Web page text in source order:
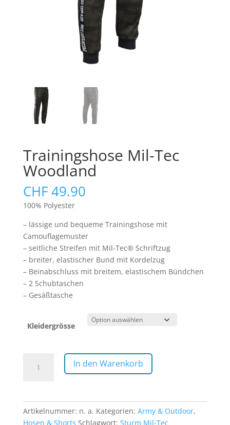
Trainingshose Mil-Tec
Woodland
CHF49.90
100% Polyester
– lässige und bequeme Trainingshose mit
Camouflagemuster
– seitliche Streifen mit Mil-Tec® Schriftzug
– breiter, elastischer Bund mit Kordelzug
– Beinabschluss mit breitem, elastischem Bündchen
– 2 Schubtaschen
– Gesäßtasche
Kleidergrösse
Trainingshose
Menge
In den Warenkorb
Artikelnummer: n. a. Kategorien: Army & Outdoor,
Hosen & Shorts Schlagwort: Sturm Mil-Tec